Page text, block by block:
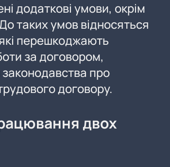
додаткові умови, окрім
таких умов відносяться
перешкоджають
за договором,
про
договору.
двох